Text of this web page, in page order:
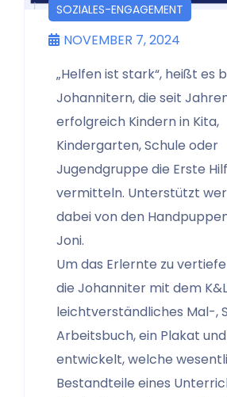
SOZIALES-ENGAGEMENT
NOVEMBER 7, 2024
„Helfen ist stark“, heißt es
Johannitern, die seit
erfolgreich Kindern in Kita,
Kindergarten, Schule oder
Jugendgruppe die Erste
vermitteln. Unterstützt
dabei von den
Joni.
Um das Erlernte zu
die Johanniter mit dem
leichtverständliches Mal-,
Arbeitsbuch, ein Plakat
entwickelt, welche
Bestandteile eines